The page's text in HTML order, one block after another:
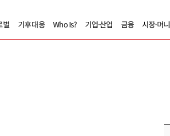
벌 기후대응 Who Is? 기업·산업 금융 시장·머니